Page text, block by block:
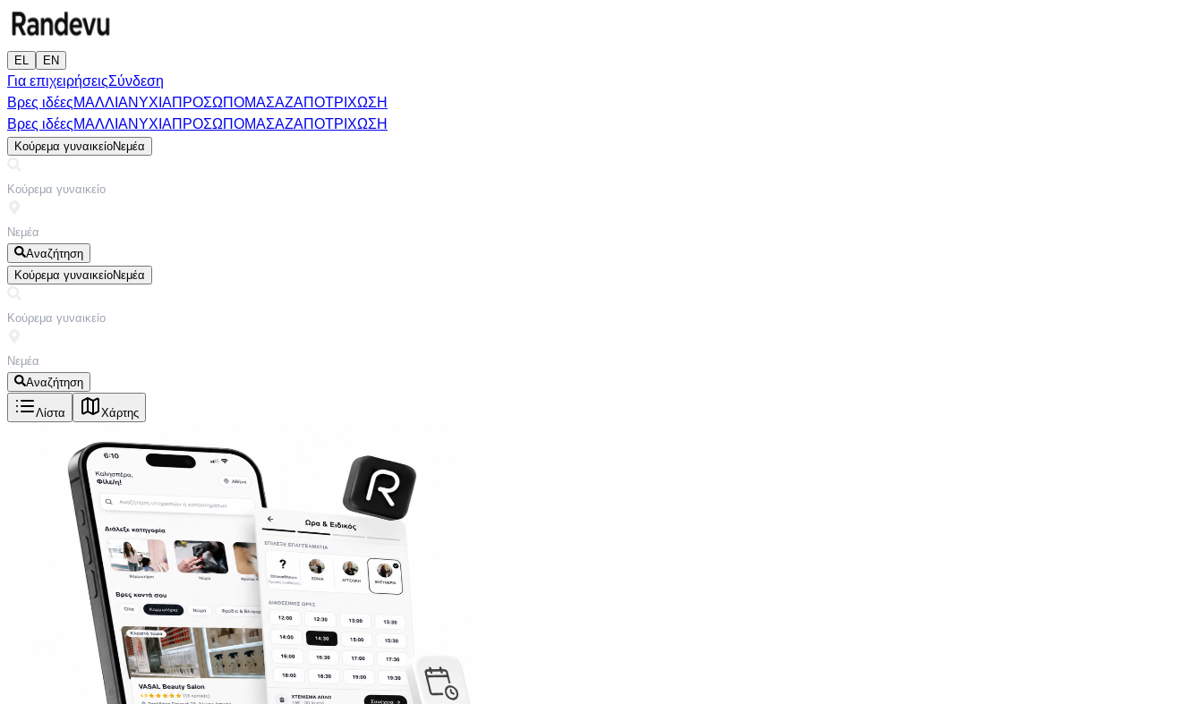
EL EN
Για επιχειρήσειςΣύνδεση
Βρες ιδέεςΜΑΛΛΙΑΝΥΧΙΑΠΡΟΣΩΠΟΜΑΣΑΖΑΠΟΤΡΙΧΩΣΗ
Βρες ιδέεςΜΑΛΛΙΑΝΥΧΙΑΠΡΟΣΩΠΟΜΑΣΑΖΑΠΟΤΡΙΧΩΣΗ
Κούρεμα γυναικείοΝεμέα
Αναζήτηση
Κούρεμα γυναικείοΝεμέα
Αναζήτηση
Λίστα Χάρτης